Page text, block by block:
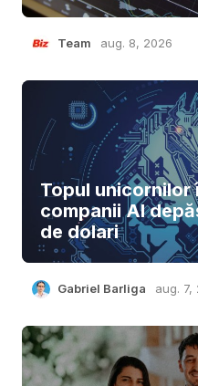
Team aug. 8, 2026
Topul unicornilor
companii AI
de dolari
Gabriel Barliga aug. 7,